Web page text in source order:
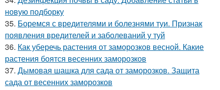
новую подборку
35. Боремся с вредителями и болезнями туи. Признак
появления вредителей и заболеваний у туй
36. Как уберечь растения от заморозков весной. Какие
растения боятся весенних заморозков
37. Дымовая шашка для сада от заморозков. Защита
сада от весенних заморозков